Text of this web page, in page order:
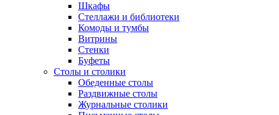
Шкафы
Стеллажи и библиотеки
Комоды и тумбы
Витрины
Стенки
Буфеты
Столы и столики
Обеденные столы
Раздвижные столы
Журнальные столики